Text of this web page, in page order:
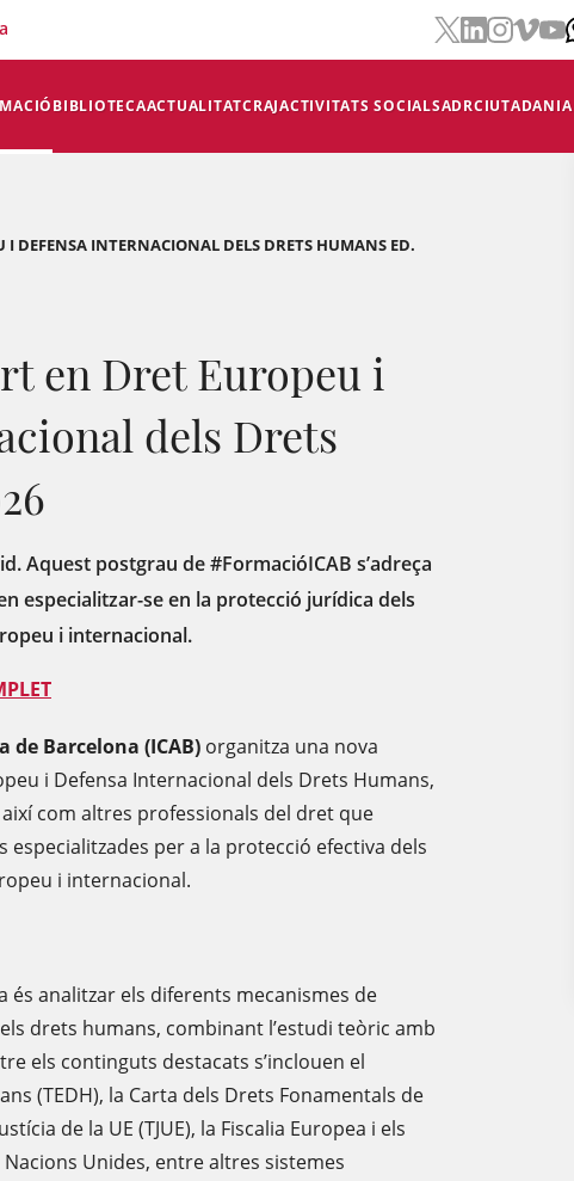
BIBLIOTECAACTUALITATCRAJACTIVITATS SOCIALSADRCIUTADANIA
I DEFENSA INTERNACIONAL DELS DRETS HUMANS ED.
en Dret Europeu i
dels Drets
Aquest postgrau de #FormacióICAB s’adreça
especialitzar-se en la protecció jurídica dels
i internacional.
de Barcelona (ICAB) organitza una nova
i Defensa Internacional dels Drets Humans,
com altres professionals del dret que
per a la protecció efectiva dels
i internacional.
és analitzar els diferents mecanismes de
drets humans, combinant l’estudi teòric amb
els continguts destacats s’inclouen el
(TEDH), la Carta dels Drets Fonamentals de
de la UE (TJUE), la Fiscalia Europea i els
Unides, entre altres sistemes